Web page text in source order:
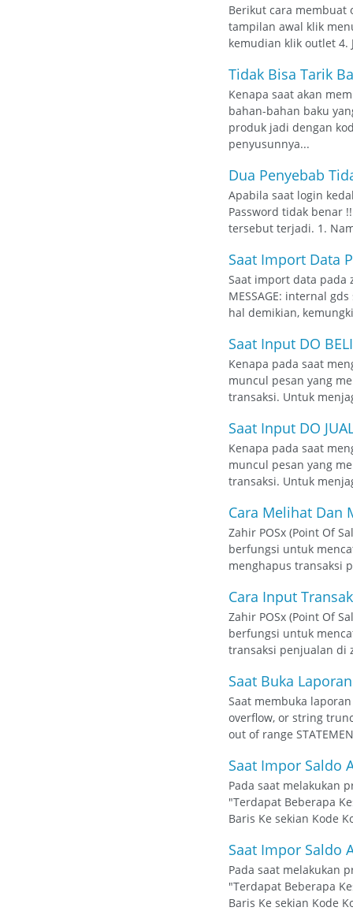
Berikut cara membuat
tampilan awal klik
kemudian klik outlet 4.
Tidak Bisa Tarik
Kenapa saat akan
bahan-bahan baku
produk jadi dengan
penyusunnya...
Dua Penyebab
Apabila saat login
Password tidak benar
tersebut terjadi. 1.
Saat Import Data
Saat import data pada
MESSAGE: internal
hal demikian,
Saat Input DO
Kenapa pada saat
muncul pesan yang
transaksi. Untuk
Saat Input DO
Kenapa pada saat
muncul pesan yang
transaksi. Untuk
Cara Melihat Dan
Zahir POSx (Point Of
berfungsi untuk
menghapus transaksi
Cara Input
Zahir POSx (Point Of
berfungsi untuk
transaksi penjualan di
Saat Buka
Saat membuka
overflow, or string
out of range
Saat Impor Saldo
Pada saat melakukan
"Terdapat Beberapa
Baris Ke sekian Kode
Saat Impor Saldo
Pada saat melakukan
"Terdapat Beberapa
Baris Ke sekian Kode